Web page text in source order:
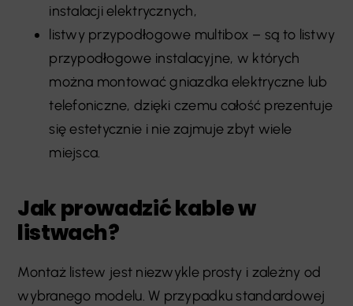
instalacji elektrycznych,
listwy przypodłogowe multibox – są to listwy
przypodłogowe instalacyjne, w których
można montować gniazdka elektryczne lub
telefoniczne, dzięki czemu całość prezentuje
się estetycznie i nie zajmuje zbyt wiele
miejsca.
Jak prowadzić kable w
listwach?
Montaż listew jest niezwykle prosty i zależny od
wybranego modelu. W przypadku standardowej